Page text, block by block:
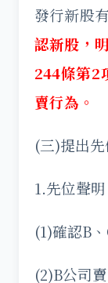
發行新股
認新股，
244條第2
賣行為。
(三)提出先
1.先位聲明
(1)確認B
(2)B公司